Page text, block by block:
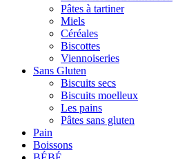
Pâtes à tartiner
Miels
Céréales
Biscottes
Viennoiseries
Sans Gluten
Biscuits secs
Biscuits moelleux
Les pains
Pâtes sans gluten
Pain
Boissons